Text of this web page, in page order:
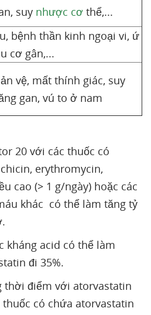
suy nhược cơ thể,...
bệnh thần kinh ngoại vi, ứ
cơ gân,...
vệ, mất thính giác, suy
gan, vú to ở nam
20 với các thuốc có
erythromycin,
cao (> 1 g/ngày) hoặc các
khác có thể làm tăng tỷ
kháng acid có thể làm
đi 35%.
thời điểm với atorvastatin
có chứa atorvastatin